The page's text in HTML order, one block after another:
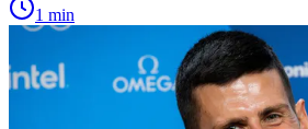
1 min